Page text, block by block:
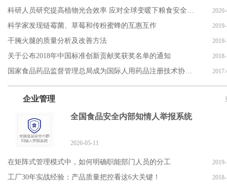
科研人员研究提高植物光合效率 应对全球变暖下粮食安全挑战
科学家发现链霉菌、草莓和传粉蜜蜂的互惠互作
干腌火腿的质量分析及改善方法
关于公布2018年中国标准创新贡献奖获奖名单的通知
国家食品药品监督管理总局成为国际人用药品注册技术协调会（ic
企业管理
全国食品安全内部知情人举报系统
2026-05-11
在矩阵式管理模式中，如何明确职能部门人员的分工
工厂30年实战经验：产品质量把控看这6大关键！